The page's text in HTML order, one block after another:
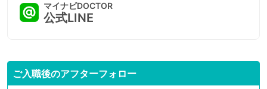
マイナビDOCTOR
公式LINE
ご入職後のアフターフォロー